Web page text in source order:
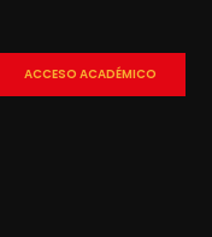
ACCESO ACADÉMICO